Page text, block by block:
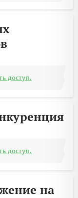
доступ.
доступ.
на